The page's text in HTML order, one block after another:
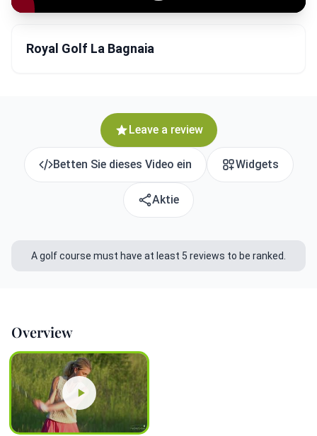
Royal Golf La Bagnaia
Leave a review
Betten Sie dieses Video ein Widgets
Aktie
A golf course must have at least 5 reviews to be ranked.
Overview